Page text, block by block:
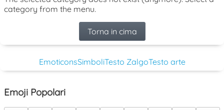
category from the menu.
Torna in cima
EmoticonsSimboliTesto ZalgoTesto arte
Emoji Popolari